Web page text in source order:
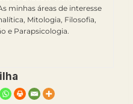
minhas áreas de interesse
Mitologia, Filosofia,
e Parapsicologia.